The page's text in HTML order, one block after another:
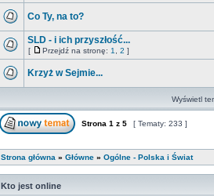
Co Ty, na to?
SLD - i ich przyszłość...
[ Przejdź na stronę: 1 2 ]
Krzyż w Sejmie...
Wyświetl
Strona 1 z 5 [ Tematy: 233 ]
Strona główna » Główne » Ogólne - Polska i Świat
Kto jest online